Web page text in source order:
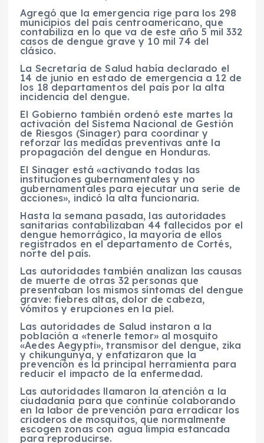
Agregó que la emergencia rige para los 298
municipios del país centroamericano, que
contabiliza en lo que va de este año 5 mil 332
casos de dengue grave y 10 mil 74 del
clásico.
La Secretaría de Salud había declarado el
14 de junio en estado de emergencia a 12 de
los 18 departamentos del país por la alta
incidencia del dengue.
El Gobierno también ordenó este martes la
activación del Sistema Nacional de Gestión
de Riesgos (Sinager) para coordinar y
reforzar las medidas preventivas ante la
propagación del dengue en Honduras.
El Sinager está «activando todas las
instituciones gubernamentales y no
gubernamentales para ejecutar una serie de
acciones», indicó la alta funcionaria.
Hasta la semana pasada, las autoridades
sanitarias contabilizaban 44 fallecidos por el
dengue hemorrágico, la mayoría de ellos
registrados en el departamento de Cortés,
norte del país.
Las autoridades también analizan las causas
de muerte de otras 32 personas que
presentaban los mismos síntomas del dengue
grave: fiebres altas, dolor de cabeza,
vómitos y erupciones en la piel.
Las autoridades de Salud instaron a la
población a «tenerle temor» al mosquito
«Aedes Aegypti», transmisor del dengue, zika
y chikungunya, y enfatizaron que la
prevención es la principal herramienta para
reducir el impacto de la enfermedad.
Las autoridades llamaron la atención a la
ciudadanía para que continúe colaborando
en la labor de prevención para erradicar los
criaderos de mosquitos, que normalmente
escogen zonas con agua limpia estancada
para reproducirse.